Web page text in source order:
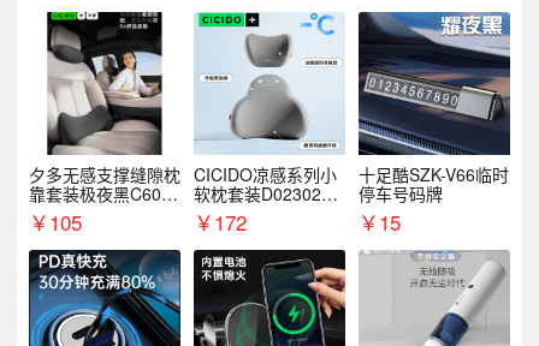
夕多无感支撑缝隙枕
靠套装极夜黑C6003
+C6004
￥105
CICIDO凉感系列小
软枕套装D023021+
D033031
￥172
十足酷SZK-V66临时
停车号码牌
￥15